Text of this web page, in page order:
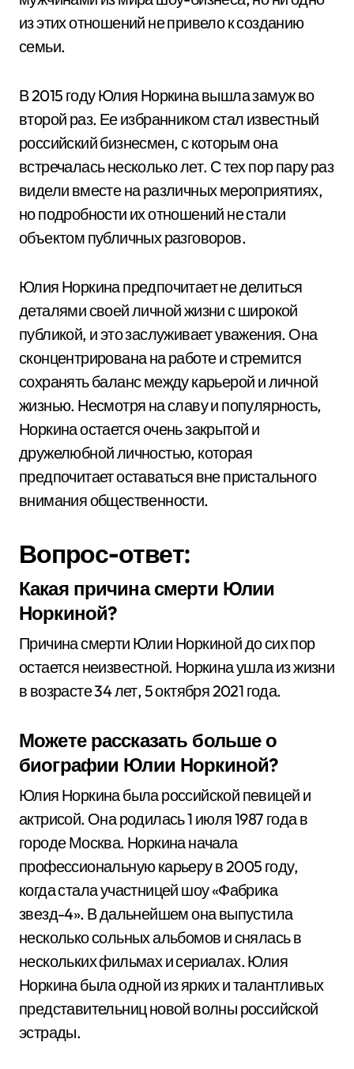
из этих отношений не привело к созданию
семьи.
В 2015 году Юлия Норкина вышла замуж во
второй раз. Ее избранником стал известный
российский бизнесмен, с которым она
встречалась несколько лет. С тех пор пару раз
видели вместе на различных мероприятиях,
но подробности их отношений не стали
объектом публичных разговоров.
Юлия Норкина предпочитает не делиться
деталями своей личной жизни с широкой
публикой, и это заслуживает уважения. Она
сконцентрирована на работе и стремится
сохранять баланс между карьерой и личной
жизнью. Несмотря на славу и популярность,
Норкина остается очень закрытой и
дружелюбной личностью, которая
предпочитает оставаться вне пристального
внимания общественности.
Вопрос-ответ:
Какая причина смерти Юлии
Норкиной?
Причина смерти Юлии Норкиной до сих пор
остается неизвестной. Норкина ушла из жизни
в возрасте 34 лет, 5 октября 2021 года.
Можете рассказать больше о
биографии Юлии Норкиной?
Юлия Норкина была российской певицей и
актрисой. Она родилась 1 июля 1987 года в
городе Москва. Норкина начала
профессиональную карьеру в 2005 году,
когда стала участницей шоу «Фабрика
звезд-4». В дальнейшем она выпустила
несколько сольных альбомов и снялась в
нескольких фильмах и сериалах. Юлия
Норкина была одной из ярких и талантливых
представительниц новой волны российской
эстрады.